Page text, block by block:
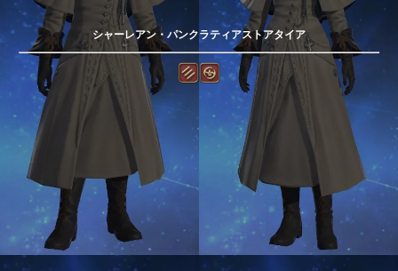
シャーレアン・パンクラティアストアタイア